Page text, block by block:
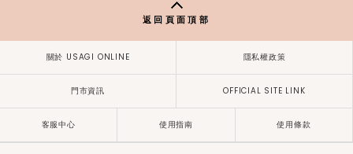
返回頁面頂部
關於 USAGI ONLINE 隱私權政策
門市資訊 OFFICIAL SITE LINK
客服中心 使用指南 使用條款